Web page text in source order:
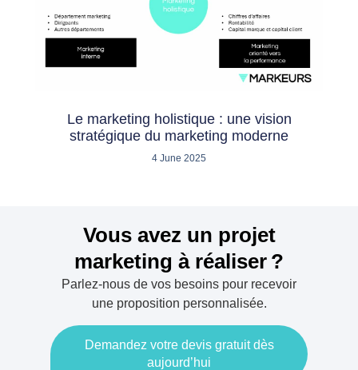
Le marketing holistique : une vision
stratégique du marketing moderne
4 June 2025
Vous avez un projet
marketing à réaliser ?
Parlez-nous de vos besoins pour recevoir
une proposition personnalisée.
Demandez votre devis gratuit dès
aujourd’hui